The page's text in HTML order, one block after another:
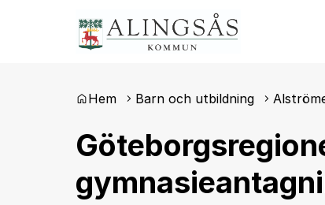
Du är här:
Hem Barn och utbildning